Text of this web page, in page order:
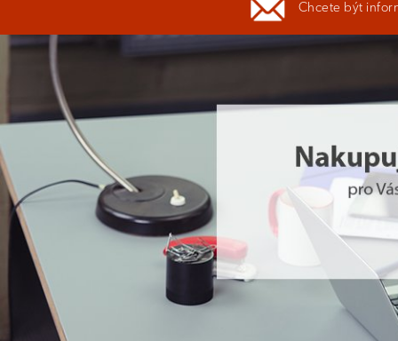
Chcete být